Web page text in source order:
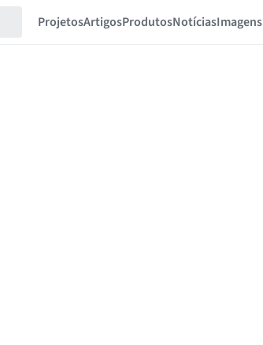
ProjetosArtigosProdutosNotíciasImagens